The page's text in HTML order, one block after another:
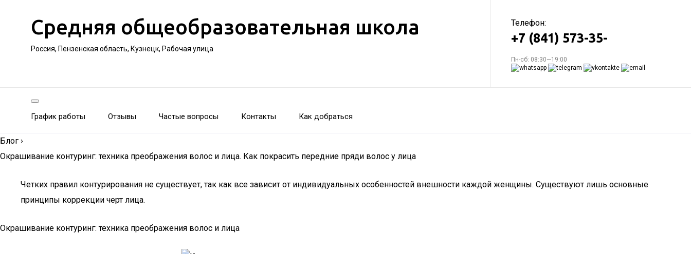
Средняя общеобразовательная школа
Россия, Пензенская область, Кузнецк, Рабочая улица
Телефон:
+7 (841) 573-35-
Пн-сб: 08:30—19:00
График работы Отзывы Частые вопросы Контакты Как добраться
Блог ›
Окрашивание контуринг: техника преображения волос и лица. Как покрасить передние пряди волос у лица
Четких правил контурирования не существует, так как все зависит от индивидуальных особенностей внешности каждой женщины. Существуют лишь основные
принципы коррекции черт лица.
Окрашивание контуринг: техника преображения волос и лица